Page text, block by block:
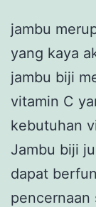
jambu
yang kaya
jambu biji
vitamin C
kebutuhan
Jambu biji
dapat
pencernaan